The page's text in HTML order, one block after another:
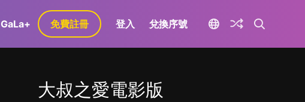
GaLa+ 免費註冊 登入 兌換序號
大叔之愛電影版